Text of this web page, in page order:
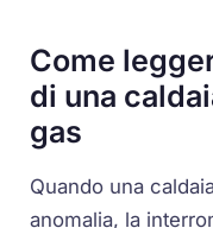
Come
di una
gas
Quando una
anomalia, la